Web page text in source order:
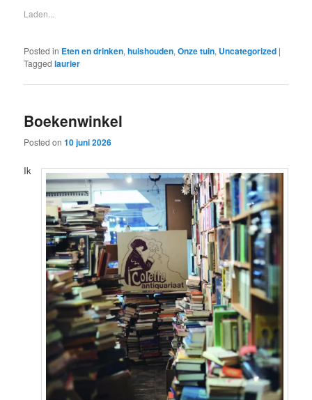
Laden...
Posted in Eten en drinken,huishouden,Onze tuin, Uncategorized |
Tagged laurier
Boekenwinkel
Posted on10 juni 2026
Ik